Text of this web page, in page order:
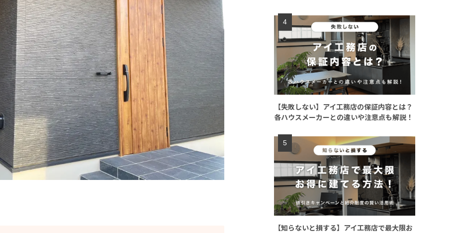
【失敗しない】アイ工務店の保証内容とは？
各ハウスメーカーとの違いや注意点も解説！
【知らないと損する】アイ工務店で最大限お